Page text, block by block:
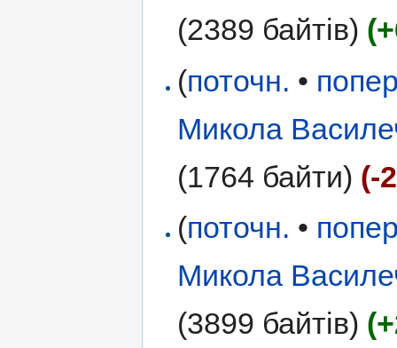
(2389 байтів)
(поточн. •
Микола
(1764 байти) (-
(поточн. •
Микола
(3899 байтів)